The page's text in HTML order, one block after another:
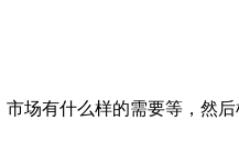
场有什么样的需要等，然